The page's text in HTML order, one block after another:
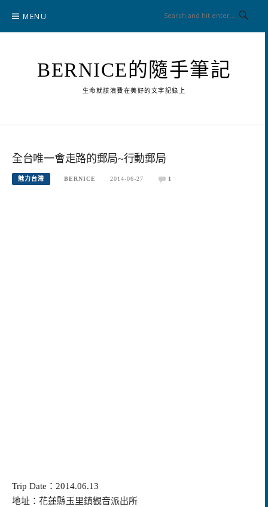
content
MENU
BERNICE的隨手筆記
生命就該浪費在美好的文字記錄上
全台唯一會走路的郵局~行動郵局
魅力台灣 BERNICE 2014-06-27 1
Trip Date：2014.06.13
地址：花蓮縣玉里鎮觀音派出所